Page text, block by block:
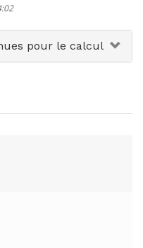
pour le calcul